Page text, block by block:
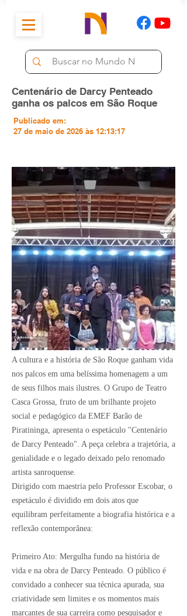
Centenário de Darcy Penteado
ganha os palcos em São Roque
Publicado em:
27 de maio de 2026 às 12:13:17
Crédito Imagem:
A cultura e a história de São Roque ganham vida
nos palcos em uma belíssima homenagem a um
de seus filhos mais ilustres. O Grupo de Teatro
Casca Grossa, fruto de um brilhante projeto
social e pedagógico da EMEF Barão de
Piratininga, apresenta o espetáculo "Centenário
de Darcy Penteado". A peça celebra a trajetória, a
genialidade e o legado deixado pelo renomado
artista sanroquense.
Dirigido com maestria pelo Professor Escobar, o
espetáculo é dividido em dois atos que
equilibram perfeitamente a biografia histórica e a
reflexão contemporânea:
Primeiro Ato: Mergulha fundo na história de
vida e na obra de Darcy Penteado. O público é
convidado a conhecer sua técnica apurada, sua
criatividade sem limites e os momentos mais
marcantes de sua carreira como pesquisador e